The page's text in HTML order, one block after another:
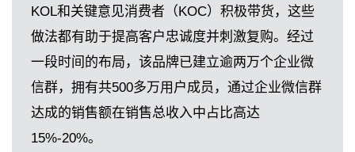
KOL和关键意见消费者（KOC）积极带货，这些
做法都有助于提高客户忠诚度并刺激复购。经过
一段时间的布局，该品牌已建立逾两万个企业微
信群，拥有共500多万用户成员，通过企业微信群
达成的销售额在销售总收入中占比高达
15%-20%。